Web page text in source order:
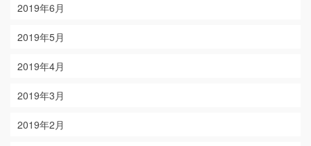
2019年6月
2019年5月
2019年4月
2019年3月
2019年2月